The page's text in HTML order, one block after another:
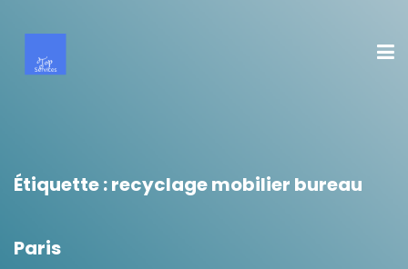
Étiquette :recyclage mobilier bureau
Paris